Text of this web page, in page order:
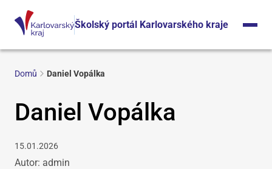
Školský portál Karlovarského kraje
Domů Daniel Vopálka
Daniel Vopálka
15.01.2026
Autor: admin